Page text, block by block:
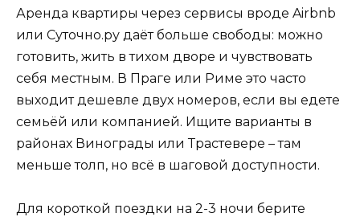
Аренда квартиры через сервисы вроде Airbnb
или Суточно.ру даёт больше свободы: можно
готовить, жить в тихом дворе и чувствовать
себя местным. В Праге или Риме это часто
выходит дешевле двух номеров, если вы едете
семьёй или компанией. Ищите варианты в
районах Винограды или Трастевере – там
меньше толп, но всё в шаговой доступности.
Для короткой поездки на 2-3 ночи берите